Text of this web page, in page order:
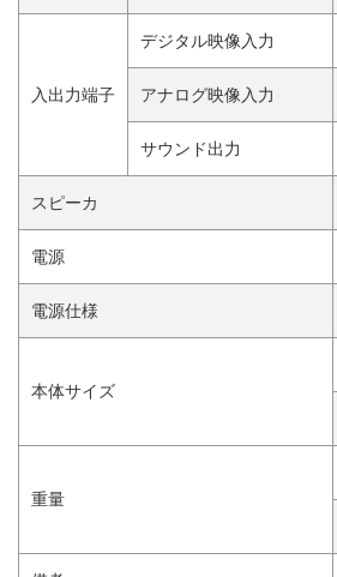
入出力端子
デジタル映像入力
アナログ映像入力
サウンド出力
スピーカ
電源
電源仕様
本体サイズ
重量